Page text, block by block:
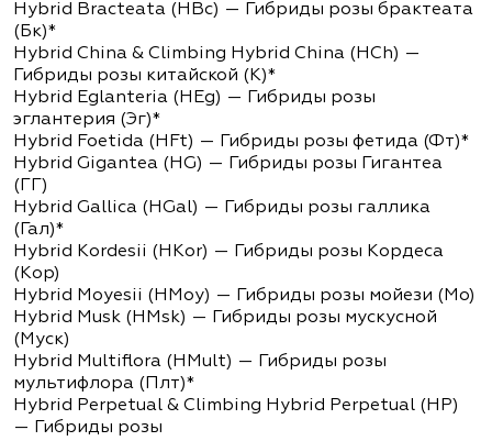
Hybrid Bracteata (HBc) — Гибриды розы брактеата
(Бк)*
Hybrid China & Climbing Hybrid China (HCh) —
Гибриды розы китайской (К)*
Hybrid Eglanteria (HEg) — Гибриды розы
эглантерия (Эг)*
Hybrid Foetida (HFt) — Гибриды розы фетида (Фт)*
Hybrid Gigantea (HG) — Гибриды розы Гигантеа
(ГГ)
Hybrid Gallica (HGal) — Гибриды розы галлика
(Гал)*
Hybrid Kordesii (HKor) — Гибриды розы Кордеса
(Кор)
Hybrid Moyesii (HMoy) — Гибриды розы мойези (Мо)
Hybrid Musk (HMsk) — Гибриды розы мускусной
(Муск)
Hybrid Multiflora (HMult) — Гибриды розы
мультифлора (Плт)*
Hybrid Perpetual & Climbing Hybrid Perpetual (HP)
— Гибриды розы